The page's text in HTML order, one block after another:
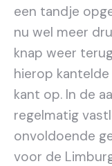
een tandje
nu wel meer
knap weer
hierop
kant op. In de
regelmatig
onvoldoende
voor de